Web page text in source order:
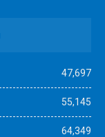
47,697
55,145
64,349